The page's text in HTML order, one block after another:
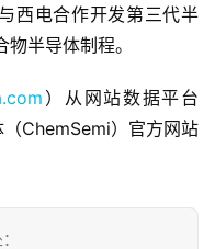
西电合作开发第三代半
半导体制程。
）从网站数据平台
（ChemSemi）官方网站